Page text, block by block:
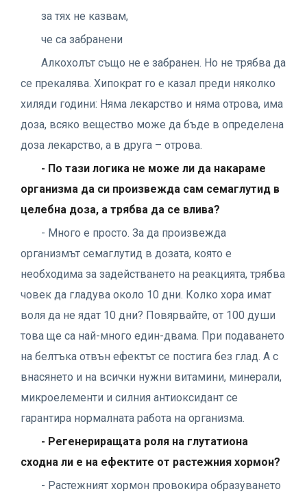
за тях не казвам,
че са забранени
Алкохолът също не е забранен. Но не трябва да
се прекалява. Хипократ го е казал преди няколко
хиляди години: Няма лекарство и няма отрова, има
доза, всяко вещество може да бъде в определена
доза лекарство, а в друга – отрова.
- По тази логика не може ли да накараме
организма да си произвежда сам семаглутид в
целебна доза, а трябва да се влива?
- Много е просто. За да произвежда
организмът семаглутид в дозата, която е
необходима за задействането на реакцията, трябва
човек да гладува около 10 дни. Колко хора имат
воля да не ядат 10 дни? Повярвайте, от 100 души
това ще са най-много един-двама. При подаването
на белтъка отвън ефектът се постига без глад. А с
внасянето и на всички нужни витамини, минерали,
микроелементи и силния антиоксидант се
гарантира нормалната работа на организма.
- Регенериращата роля на глутатиона
сходна ли е на ефектите от растежния хормон?
- Растежният хормон провокира образуването